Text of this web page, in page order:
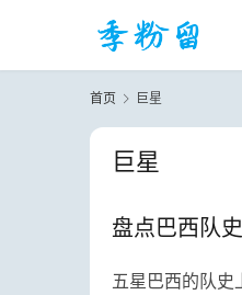
首页 巨星
巨星
盘点巴西队
五星巴西的队史